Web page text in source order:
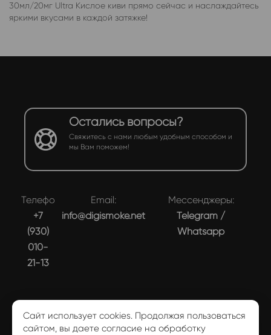
30мл/20мг Ultra Кислое киви прямо сейчас и наслаждайтесь
яркими вкусами в каждой затяжке!
Остались вопросы?
Свяжитесь с нами любым удобным способом и
мы Вам поможем!
Телефон:
+7
(930)
010-
21-13
Email:
info@digismoke.net
Мессенджеры:
Telegram /
Whatsapp
Сайт использует cookies. Продолжая пользоваться
сайтом, вы даете согласие на обработку